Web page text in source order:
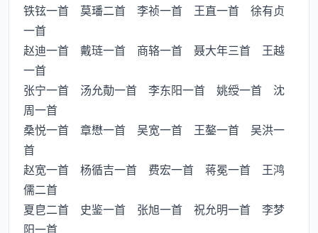
铁铉一首 莫璠二首 李祯一首 王直一首 徐有贞
一首
赵迪一首 戴琏一首 商辂一首 聂大年三首 王越
一首
张宁一首 汤允勣一首 李东阳一首 姚绶一首 沈
周一首
桑悦一首 章懋一首 吴宽一首 王鏊一首 吴洪一
首
赵宽一首 杨循吉一首 费宏一首 蒋冕一首 王鸿
儒二首
夏皀二首 史鉴一首 张旭一首 祝允明一首 李梦
阳一首